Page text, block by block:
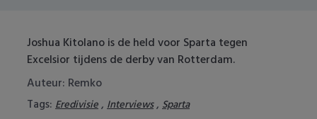
FC Twente
FC Utrecht
Feyenoord
Vrouwenvoetbal
Champions League
Europa League
Joshua Kitolano is de held voor Sparta tegen
Excelsior tijdens de derby van Rotterdam.
Auteur: Remko
Tags: Eredivisie, Interviews, Sparta